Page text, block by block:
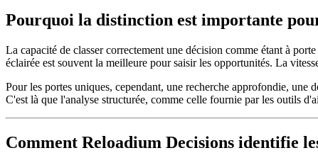
Pourquoi la distinction est importante
La capacité de classer correctement une décision comme étant à
éclairée est souvent la meilleure pour saisir les opportunités. La
Pour les portes uniques, cependant, une recherche approfondie, une
C'est là que l'analyse structurée, comme celle fournie par les outils
Comment Reloadium Decisions identifie